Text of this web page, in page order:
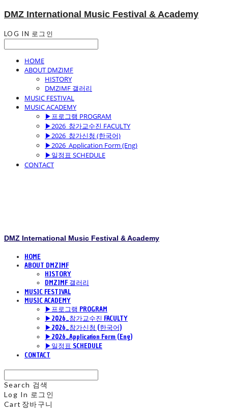
DMZ International Music Festival & Academy
LOG IN 로그인
HOME
ABOUT DMZIMF
HISTORY
DMZIMF 갤러리
MUSIC FESTIVAL
MUSIC ACADEMY
▶프로그램 PROGRAM
▶2026_참가교수진 FACULTY
▶2026_참가신청 (한국어)
▶2026_Application Form (Eng)
▶일정표 SCHEDULE
CONTACT
DMZ International Music Festival & Academy
HOME
ABOUT DMZIMF
HISTORY
DMZIMF 갤러리
MUSIC FESTIVAL
MUSIC ACADEMY
▶프로그램 PROGRAM
▶2026_참가교수진 FACULTY
▶2026_참가신청 (한국어)
▶2026_Application Form (Eng)
▶일정표 SCHEDULE
CONTACT
Search 검색
Log In 로그인
Cart 장바구니